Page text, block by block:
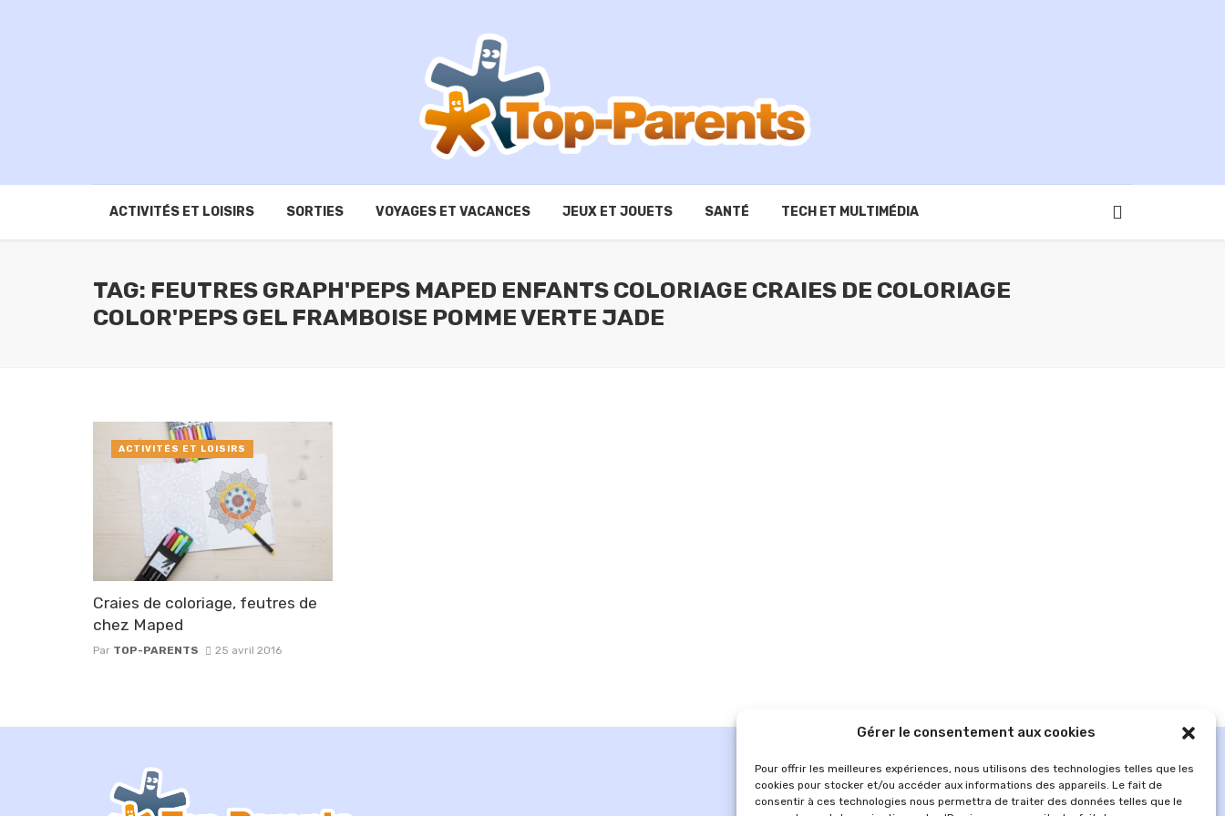
Gérer le consentement aux cookies
Pour offrir les meilleures expériences, nous utilisons des technologies telles que les
cookies pour stocker et/ou accéder aux informations des appareils. Le fait de
consentir à ces technologies nous permettra de traiter des données telles que le
ACTIVITÉS ET LOISIRS SORTIES VOYAGES ET VACANCES JEUX ET JOUETS SANTÉ TECH ET MULTIMÉDIA
TAG: FEUTRES GRAPH'PEPS MAPED ENFANTS COLORIAGE CRAIES DE COLORIAGE
COLOR'PEPS GEL FRAMBOISE POMME VERTE JADE
Craies de coloriage, feutres de
chez Maped
Par TOP-PARENTS 25 avril 2016
ACTIVITÉS ET LOISIRS